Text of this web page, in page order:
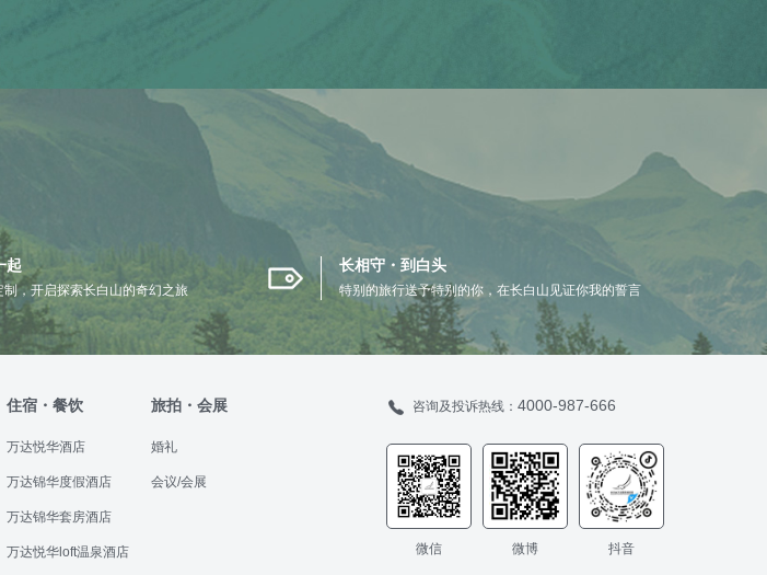
起
制，开启探索长白山的奇幻之旅
长相守・到白头
特别的旅行送予特别的你，在长白山见证你我的誓言
住宿・餐饮
万达悦华酒店
万达锦华度假酒店
万达锦华套房酒店
万达悦华loft温泉酒店
旅拍・会展
婚礼
会议/会展
咨询及投诉热线： 4000-987-666
微信 微博 抖音